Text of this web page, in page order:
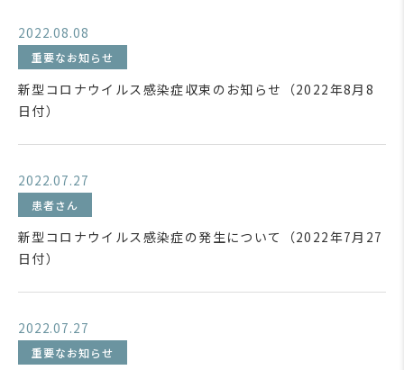
2022.08.08
重要なお知らせ
新型コロナウイルス感染症収束のお知らせ（2022年8月8
日付）
2022.07.27
患者さん
新型コロナウイルス感染症の発生について（2022年7月27
日付）
2022.07.27
重要なお知らせ